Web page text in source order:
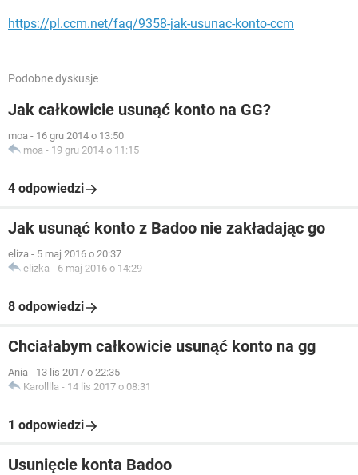
https://pl.ccm.net/faq/9358-jak-usunac-konto-ccm
Podobne dyskusje
Jak całkowicie usunąć konto na GG?
moa - 16 gru 2014 o 13:50
moa - 19 gru 2014 o 11:15
4 odpowiedzi
Jak usunąć konto z Badoo nie zakładając go
eliza - 5 maj 2016 o 20:37
elizka - 6 maj 2016 o 14:29
8 odpowiedzi
Chciałabym całkowicie usunąć konto na gg
Ania - 13 lis 2017 o 22:35
Karolllla - 14 lis 2017 o 08:31
1 odpowiedzi
Usunięcie konta Badoo